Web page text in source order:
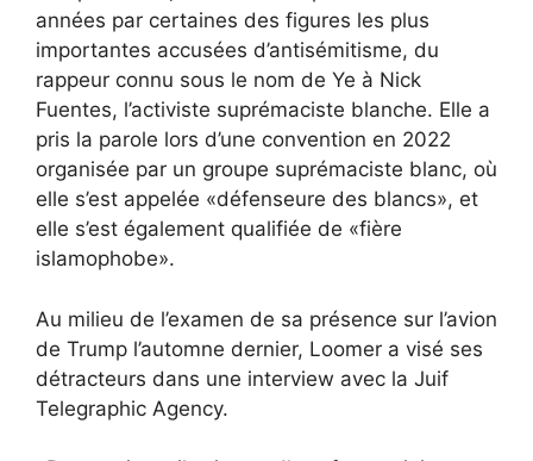
années par certaines des figures les plus
importantes accusées d’antisémitisme, du
rappeur connu sous le nom de Ye à Nick
Fuentes, l’activiste suprémaciste blanche. Elle a
pris la parole lors d’une convention en 2022
organisée par un groupe suprémaciste blanc, où
elle s’est appelée «défenseure des blancs», et
elle s’est également qualifiée de «fière
islamophobe».
Au milieu de l’examen de sa présence sur l’avion
de Trump l’automne dernier, Loomer a visé ses
détracteurs dans une interview avec la Juif
Telegraphic Agency.